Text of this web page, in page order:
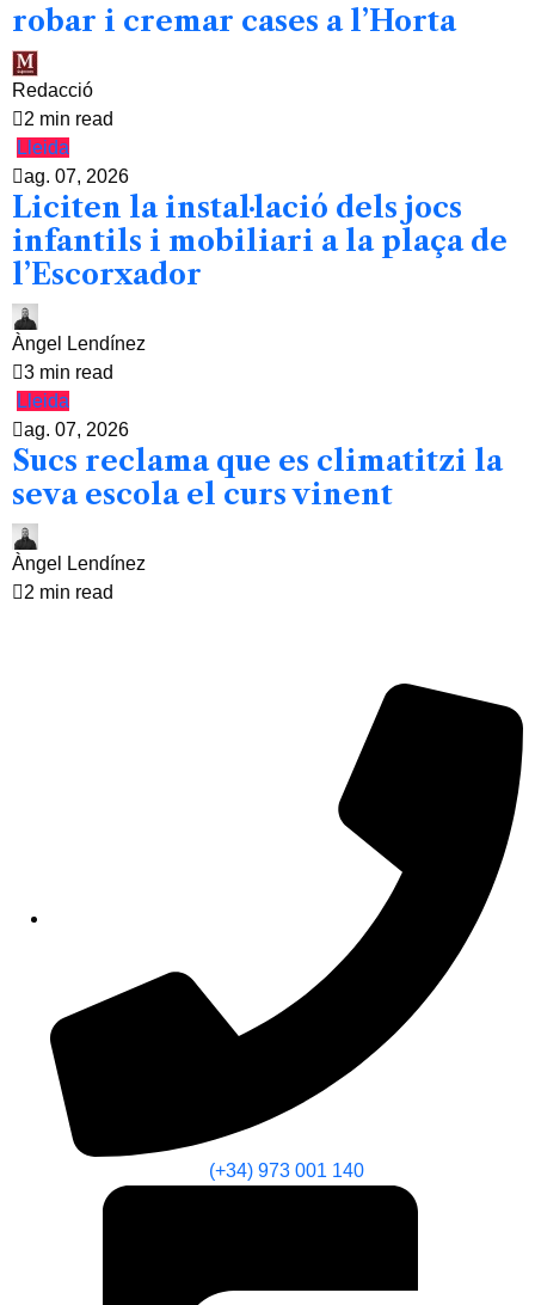
robar i cremar cases a l’Horta
Redacció
2 min read
Lleida
ag. 07, 2026
Liciten la instal·lació dels jocs
infantils i mobiliari a la plaça de
l’Escorxador
Àngel Lendínez
3 min read
Lleida
ag. 07, 2026
Sucs reclama que es climatitzi la
seva escola el curs vinent
Àngel Lendínez
2 min read
(+34) 973 001 140